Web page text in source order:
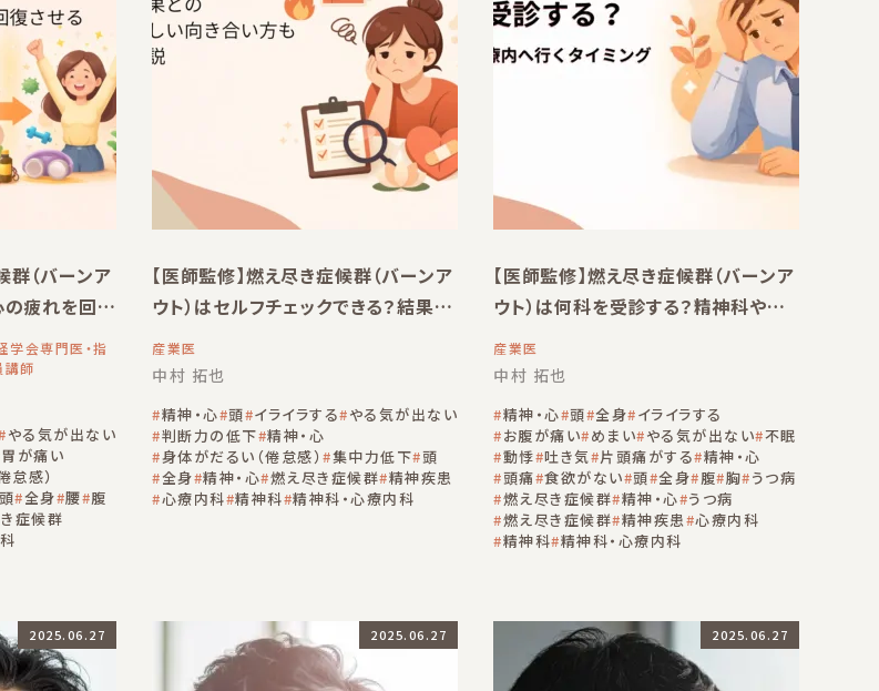
群（バーンア
の疲れを回復
会専門医・指
講師
やる気が出ない
胃が痛い
怠感）
頭 全身 腰 腹
症候群
【医師監修】燃え尽き症候群（バーンア
ウト）はセルフチェックできる？結果と
の正しい向き合い方も解説
産業医
中村 拓也
精神・心 頭 イライラする
やる気が出ない
判断力の低下 精神・心
身体がだるい（倦怠感）
集中力低下 頭
全身 精神・心 燃え尽き症候群 精神疾患
心療内科 精神科 精神科・心療内科
【医師監修】燃え尽き症候群（バーンア
ウト）は何科を受診する？精神科や心
療内科へ行くタイミング
産業医
中村 拓也
精神・心 頭 全身 イライラする
お腹が痛い めまい やる気が出ない 不眠
動悸 吐き気 片頭痛がする 精神・心
頭痛 食欲がない 頭 全身 腹 胸 うつ病
燃え尽き症候群 精神・心 うつ病
燃え尽き症候群 精神疾患 心療内科
精神科 精神科・心療内科
2025.06.27 2025.06.27 2025.06.27